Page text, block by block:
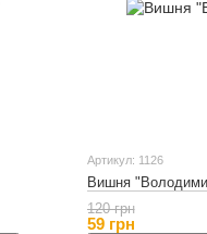
Артикул: 1126
Вишня
120 грн
59 грн